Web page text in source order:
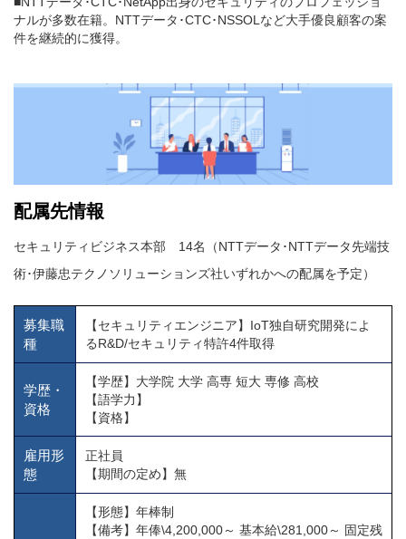
ナルが多数在籍。NTTデータ･CTC･NSSOLなど大手優良顧客の案
件を継続的に獲得。
配属先情報
セキュリティビジネス本部 14名（NTTデータ･NTTデータ先端技
術･伊藤忠テクノソリューションズ社いずれかへの配属を予定）
募集職
種
【セキュリティエンジニア】IoT独自研究開発によ
るR&D/セキュリティ特許4件取得
学歴・
資格
【学歴】大学院 大学 高専 短大 専修 高校
【語学力】
【資格】
雇用形
態
正社員
【期間の定め】無
【形態】年棒制
【備考】年俸\4,200,000～ 基本給\281,000～ 固定残